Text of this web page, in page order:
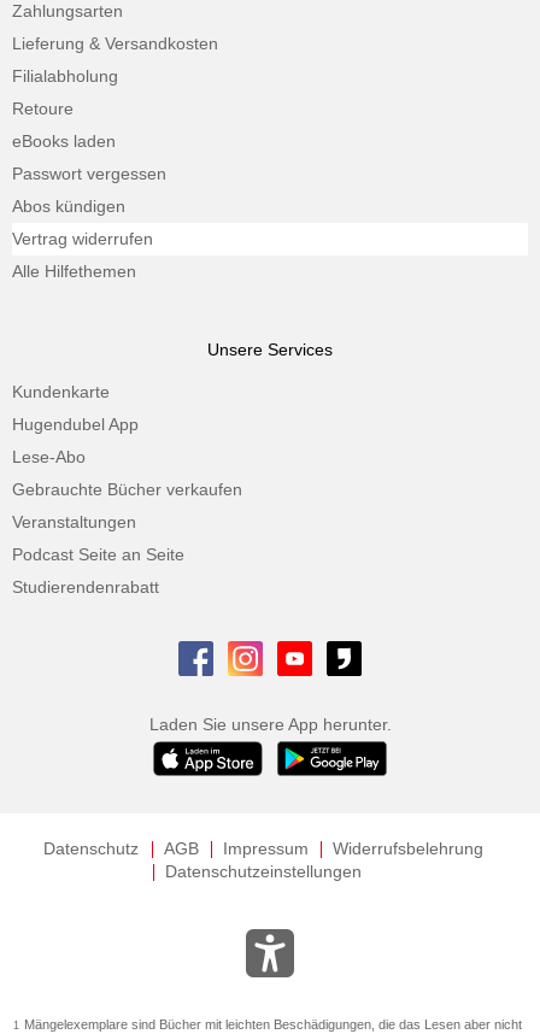
Zahlungsarten
Lieferung & Versandkosten
Filialabholung
Retoure
eBooks laden
Passwort vergessen
Abos kündigen
Vertrag widerrufen
Alle Hilfethemen
Unsere Services
Kundenkarte
Hugendubel App
Lese-Abo
Gebrauchte Bücher verkaufen
Veranstaltungen
Podcast Seite an Seite
Studierendenrabatt
Laden Sie unsere App herunter.
Datenschutz AGB Impressum
Widerrufsbelehrung
Datenschutzeinstellungen
1 Mängelexemplare sind Bücher mit leichten Beschädigungen, die das Lesen aber nicht